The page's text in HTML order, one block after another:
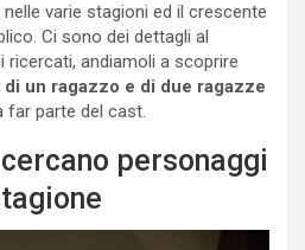
varie stagioni ed il crescente
Ci sono dei dettagli al
andiamoli a scoprire
di un ragazzo e di due ragazze
far parte del cast.
personaggi